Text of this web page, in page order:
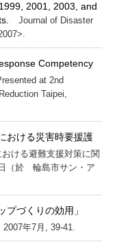
2001, 2003, and
Journal of Disaster
Competency
at 2nd
Taipei,
おける災害時要援護
ける避難支援対策に関
（於 輪島市サン・ア
プづくりの効用」
年7月, 39-41.